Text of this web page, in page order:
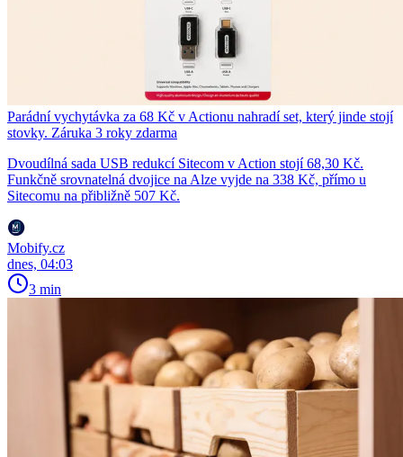
Parádní vychytávka za 68 Kč v Actionu nahradí set, který jinde stojí
stovky. Záruka 3 roky zdarma
Dvoudílná sada USB redukcí Sitecom v Action stojí 68,30 Kč.
Funkčně srovnatelná dvojice na Alze vyjde na 338 Kč, přímo u
Sitecomu na přibližně 507 Kč.
Mobify.cz
dnes, 04:03
3 min